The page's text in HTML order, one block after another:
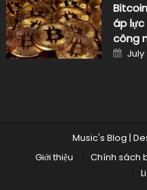
áp lực
công
on
July
Music's Blog |
Giới thiệu
Chính sách